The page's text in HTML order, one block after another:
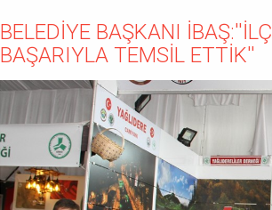
BELEDİYE BAŞKANI
BAŞARIYLA TEMSİL ETTİK''